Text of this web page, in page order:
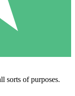
sorts of purposes.